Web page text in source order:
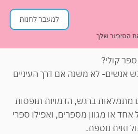
למעבר לחנות
הסיפור שלך
קולי?
אנשים- לא משנה אם דרך העיניים
מתמלאות ברגש, הדמויות תופסות
או מגוון מספרים, ואפילו ספרי
וזוית נוספת.